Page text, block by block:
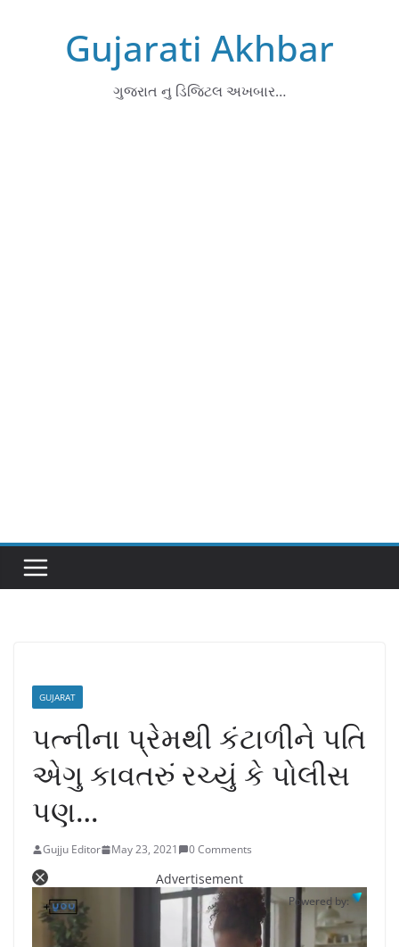
Gujarati Akhbar
ગુજરાત નુ ડિજિટલ અખબાર…
GUJARAT
પત્નીના પ્રેમથી કંટાળીને પતિ
એગુ કાવતરું રચ્યું કે પોલીસ
પણ…
Gujju Editor May 23, 2021 0 Comments
Advertisement
Powered by: